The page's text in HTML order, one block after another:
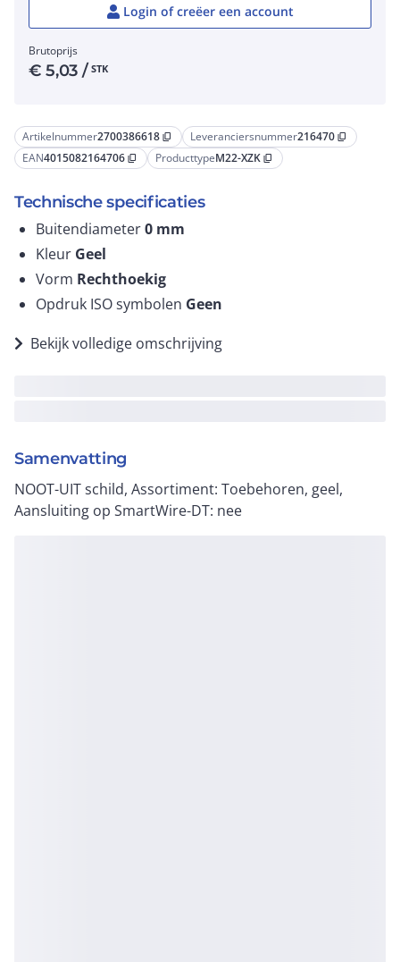
Artikelnummer2700386618 content_copy Leveranciersnummer216470 content_copy
EAN4015082164706 content_copy ProducttypeM22-XZK content_copy
Technische specificaties
Buitendiameter0 mm
Kleur Geel
Vorm Rechthoekig
Opdruk ISO symbolen Geen
Bekijk volledige omschrijving
Samenvatting
NOOT-UIT schild, Assortiment: Toebehoren, geel,
Aansluiting op SmartWire-DT: nee
Login of creëer een account
Brutoprijs
€5,03 / STK